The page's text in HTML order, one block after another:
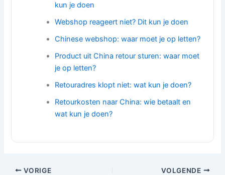
kun je doen
Webshop reageert niet? Dit kun je doen
Chinese webshop: waar moet je op letten?
Product uit China retour sturen: waar moet
je op letten?
Retouradres klopt niet: wat kun je doen?
Retourkosten naar China: wie betaalt en
wat kun je doen?
VORIGE VOLGENDE